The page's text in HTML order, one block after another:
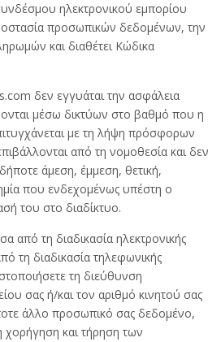
ηλεκτρονικού εμπορίου
προσωπικών δεδομένων, την
και διαθέτει Κώδικα
δεν εγγυάται την ασφάλεια
μέσω δικτύων στο βαθμό που η
με τη λήψη πρόσφορων
από τη νομοθεσία και δεν
άμεση, έμμεση, θετική,
που ενδεχομένως υπέστη ο
του στο διαδίκτυο.
από τη διαδικασία ηλεκτρονικής
τη διαδικασία τηλεφωνικής
τη διεύθυνση
σας ή/και τον αριθμό κινητού σας
άλλο προσωπικό σας δεδομένο,
χορήγηση και τήρηση των